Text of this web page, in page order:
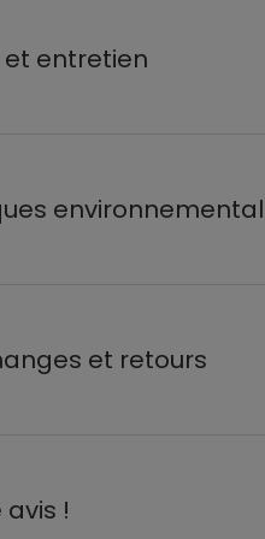
entretien
et retours
!